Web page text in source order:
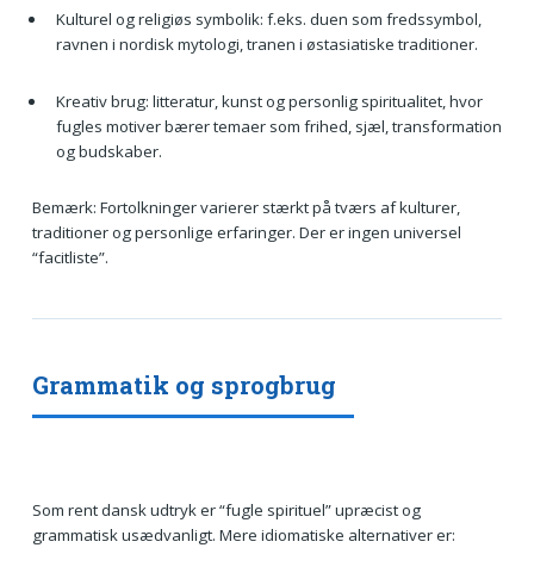
Kulturel og religiøs symbolik: f.eks. duen som fredssymbol,
ravnen i nordisk mytologi, tranen i østasiatiske traditioner.
Kreativ brug: litteratur, kunst og personlig spiritualitet, hvor
fugles motiver bærer temaer som frihed, sjæl, transformation
og budskaber.
Bemærk: Fortolkninger varierer stærkt på tværs af kulturer,
traditioner og personlige erfaringer. Der er ingen universel
“facitliste”.
Grammatik og sprogbrug
Som rent dansk udtryk er “fugle spirituel” upræcist og
grammatisk usædvanligt. Mere idiomatiske alternativer er: